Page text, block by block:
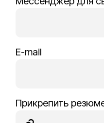
E-mail
Прикрепить